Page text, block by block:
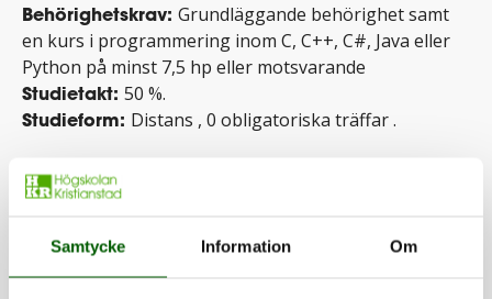
Samtycke Information Om
Behörighetskrav: Grundläggande behörighetsamt
en kurs i programmering inom C, C++, C#, Java eller
Python på minst 7,5 hp eller motsvarande
Studietakt: 50 %.
Studieform: Distans , 0 obligatoriska träffar.
Kurs­information